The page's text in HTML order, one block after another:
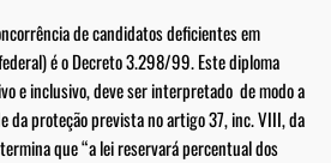
de candidatos deficientes em
é o Decreto 3.298/99. Este diploma
e inclusivo, deve ser interpretado de modo a
da proteção prevista no artigo 37, inc. VIII, da
que “a lei reservará percentual dos